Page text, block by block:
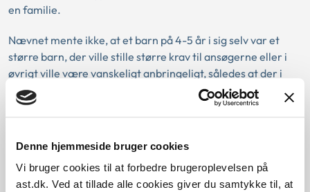
Denne hjemmeside bruger cookies
Vi bruger cookies til at forbedre brugeroplevelsen på
ast.dk. Ved at tillade alle cookies giver du samtykke til, at
en familie.
Nævnet mente ikke, at et barn på 4-5 år i sig selv var et
større barn, der ville stille større krav til ansøgerne eller i
øvrigt ville være vanskeligt anbringeligt, således at der i
medfør af godkendelsesbekendtgørelsens § 7, stk. 2, nr. 3,
hvis der forelå særlige omstændigheder i øvrigt, kunne ske
på ansøgningstidspunktet ikke måtte overstige barnets
alder med mere end 40 år.